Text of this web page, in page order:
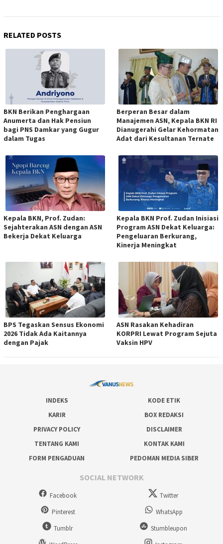
RELATED POSTS
BKN Berikan Penghargaan
Anumerta dan Hak Pensiun
bagi PNS Damkar yang Gugur
dalam Tugas
Berperan Besar dalam
Manajemen ASN, Kepala BKN RI
Dianugerahi Gelar Kehormatan
Adat dari Kesultanan Ternate
Kepala BKN, Prof. Zudan:
Sejahterakan ASN dengan ASN
Bekerja Dekat Keluarga
Kepala BKN Prof. Zudan Inisiasi
Program ASN Dekat Keluarga:
Pengeluaran Berkurang,
Kinerja Meningkat
BPS Tegaskan Sensus Ekonomi
2026 Tidak Ada Kaitannya
dengan Pajak
ASN Rasakan Kehadiran
KORPRI Lewat Program Sejuta
Vaksin HPV
INDEKS
KODE ETIK
KARIR
BOX REDAKSI
PRIVACY POLICY
DISCLAIMER
TENTANG KAMI
KONTAK KAMI
FORM PENGADUAN
PEDOMAN MEDIA SIBER
SOCIAL NETWORK
Facebook
Twitter
Pinterest
WhatsApp
Tumblr
Stumbleupon